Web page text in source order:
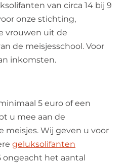
van circa 14 bij 9
onze stichting,
vrouwen uit de
de meisjesschool. Voor
inkomsten.
5 euro of een
u mee aan de
meisjes. Wij geven u voor
geluksolifanten
ongeacht het aantal